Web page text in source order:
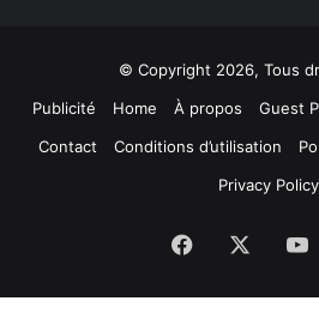
© Copyright 2026, Tous
Publicité
Home À propos
Guest
Contact
Conditions d’utilisation
Privacy Policy
Facebook